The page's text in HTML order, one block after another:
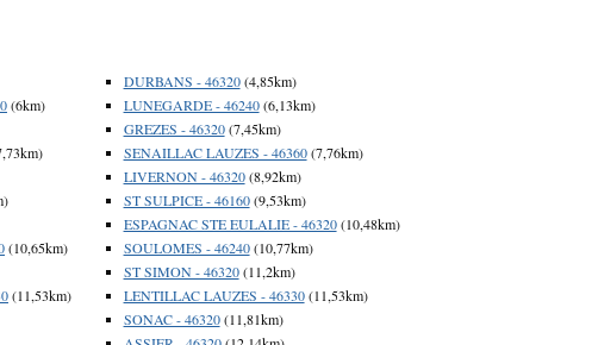
(6km)
(10,65km)
(11,53km)
DURBANS - 46320(4,85km)
LUNEGARDE - 46240(6,13km)
GREZES - 46320(7,45km)
SENAILLAC LAUZES - 46360(7,76km)
LIVERNON - 46320(8,92km)
ST SULPICE - 46160(9,53km)
ESPAGNAC STE EULALIE - 46320(10,48km)
SOULOMES - 46240(10,77km)
ST SIMON - 46320(11,2km)
LENTILLAC LAUZES - 46330(11,53km)
SONAC - 46320(11,81km)